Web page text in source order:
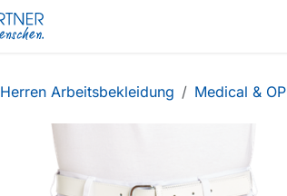
Herren Arbeitsbekleidung Medical & OP